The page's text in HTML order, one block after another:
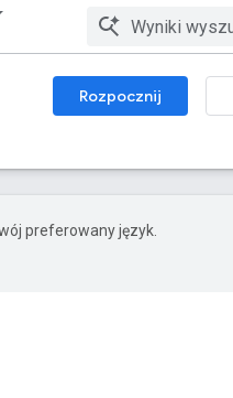
Rozpocznij
preferowany język.